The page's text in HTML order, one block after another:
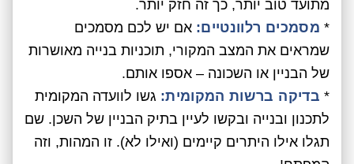
מתועד טוב יותר, כך זה חזק יותר.
* מסמכים רלוונטיים: אם יש לכם מסמכים
שמראים את המצב המקורי, תוכניות בנייה מאושרות
של הבניין או השכונה – אספו אותם.
* בדיקה ברשות המקומית: גשו לוועדה המקומית
לתכנון ובנייה ובקשו לעיין בתיק הבניין של השכן. שם
תגלו אילו היתרים קיימים (ואילו לא). זו המהות, וזה